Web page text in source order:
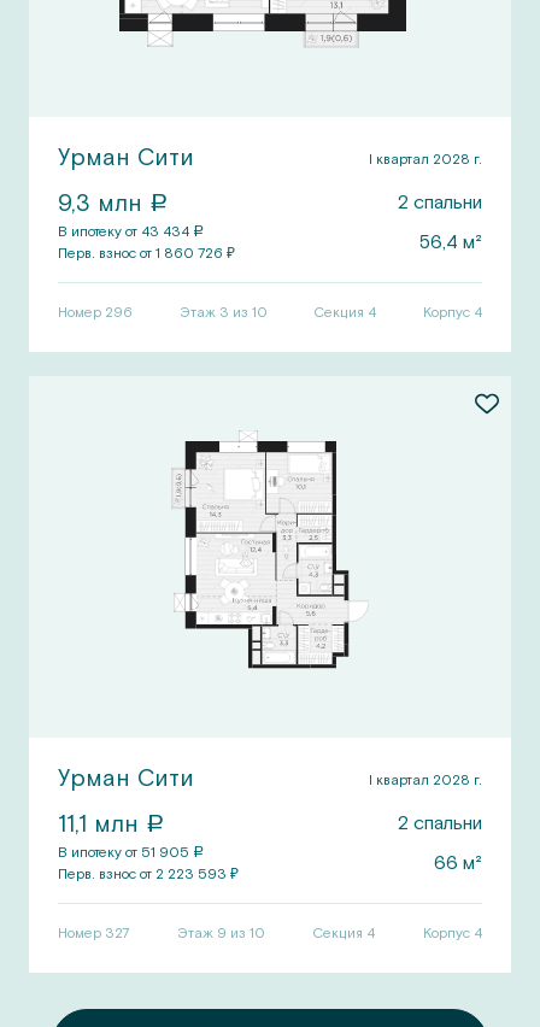
Урман Сити I квартал 2028 г.
9,3 млн a 2 спальни
В ипотеку от 43 434 a
Перв. взнос от 1 860 726 ₽ 56,4 м²
Номер 296 Этаж 3 из 10 Секция 4 Корпус 4
Урман Сити I квартал 2028 г.
11,1 млн a 2 спальни
В ипотеку от 51 905 a
Перв. взнос от 2 223 593 ₽ 66 м²
Номер 327 Этаж 9 из 10 Секция 4 Корпус 4